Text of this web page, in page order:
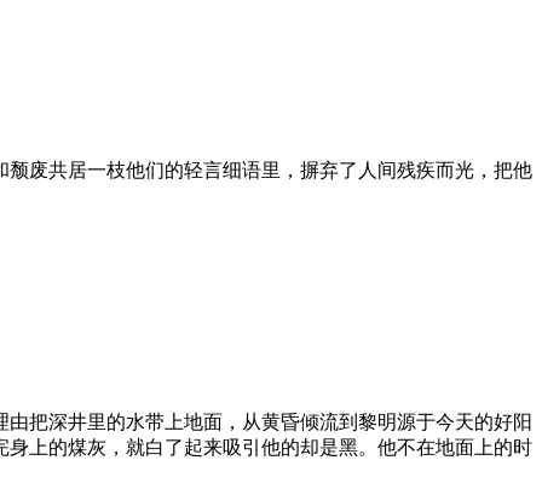
废共居一枝他们的轻言细语里，摒弃了人间残疾而光，把他
把深井里的水带上地面，从黄昏倾流到黎明源于今天的好阳
上的煤灰，就白了起来吸引他的却是黑。他不在地面上的时